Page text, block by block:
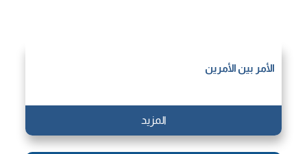
الأمر بين الأمرين
المزيد